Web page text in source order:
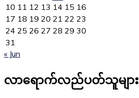
10 11 12 13 14 15 16
17 18 19 20 21 22 23
24 25 26 27 28 29 30
31
« Jun
လာရောက်လည်ပတ်သူများ